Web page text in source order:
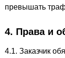
превышать
4. Права и
4.1. Заказчик